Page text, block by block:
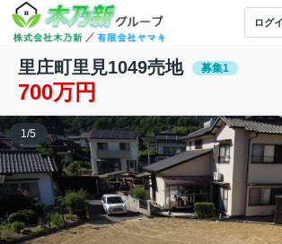
ログ
里庄町里見1049売地 募集1
700万円
1/5